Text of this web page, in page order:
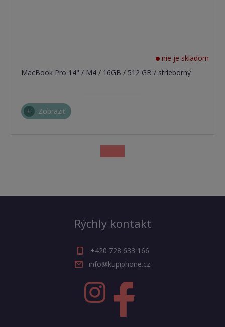
nie je skladom
MacBook Pro 14" / M4 / 16GB / 512 GB / strieborný
Zobraziť
Rýchly kontakt
+420 728 633 166
info@kupiphone.cz